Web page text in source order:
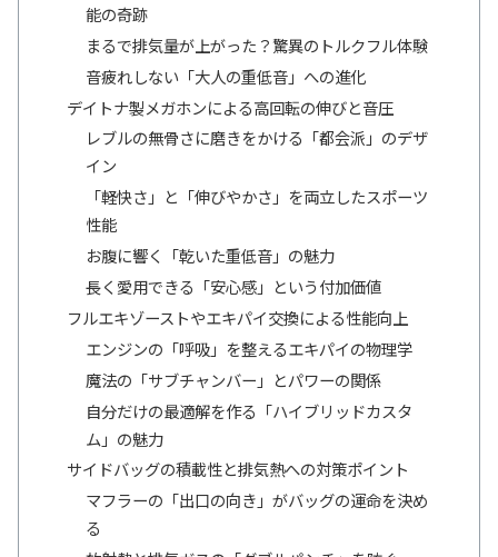
能の奇跡
まるで排気量が上がった？驚異のトルクフル体験
音疲れしない「大人の重低音」への進化
デイトナ製メガホンによる高回転の伸びと音圧
レブルの無骨さに磨きをかける「都会派」のデザ
イン
「軽快さ」と「伸びやかさ」を両立したスポーツ
性能
お腹に響く「乾いた重低音」の魅力
長く愛用できる「安心感」という付加価値
フルエキゾーストやエキパイ交換による性能向上
エンジンの「呼吸」を整えるエキパイの物理学
魔法の「サブチャンバー」とパワーの関係
自分だけの最適解を作る「ハイブリッドカスタ
ム」の魅力
サイドバッグの積載性と排気熱への対策ポイント
マフラーの「出口の向き」がバッグの運命を決め
る